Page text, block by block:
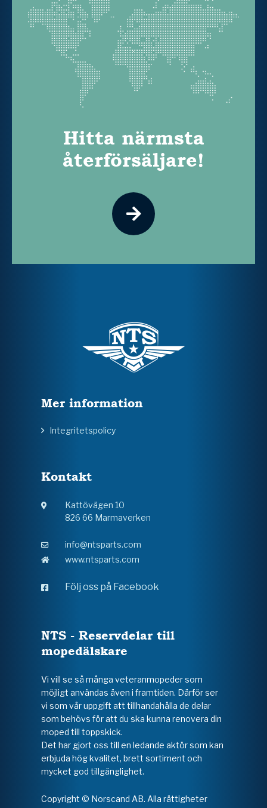
Hitta närmsta
återförsäljare!
Mer information
Integritetspolicy
Kontakt
Kattövägen 10
826 66 Marmaverken
info@ntsparts.com
www.ntsparts.com
Följ oss på Facebook
NTS - Reservdelar till
mopedälskare
Vi vill se så många veteranmopeder som
möjligt användas även i framtiden. Därför ser
vi som vår uppgift att tillhandahålla de delar
som behövs för att du ska kunna renovera din
moped till toppskick.
Det har gjort oss till en ledande aktör som kan
erbjuda hög kvalitet, brett sortiment och
mycket god tillgänglighet.
Copyright © Norscand AB. Alla rättigheter